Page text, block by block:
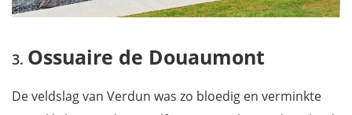
Ossuaire de Douaumont
De veldslag van Verdun was zo bloedig en verminkte